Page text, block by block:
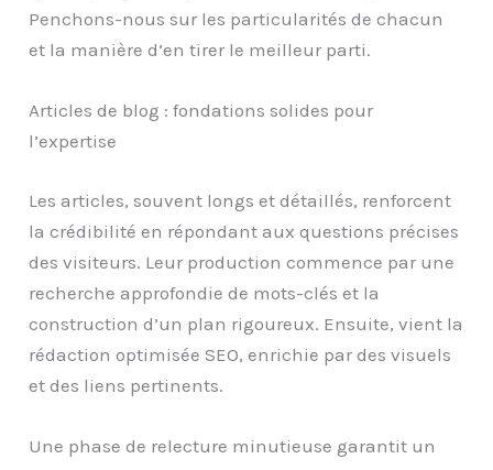
Penchons-nous sur les particularités de chacun
et la manière d’en tirer le meilleur parti.
Articles de blog : fondations solides pour
l’expertise
Les articles, souvent longs et détaillés, renforcent
la crédibilité en répondant aux questions précises
des visiteurs. Leur production commence par une
recherche approfondie de mots-clés et la
construction d’un plan rigoureux. Ensuite, vient la
rédaction optimisée SEO, enrichie par des visuels
et des liens pertinents.
Une phase de relecture minutieuse garantit un